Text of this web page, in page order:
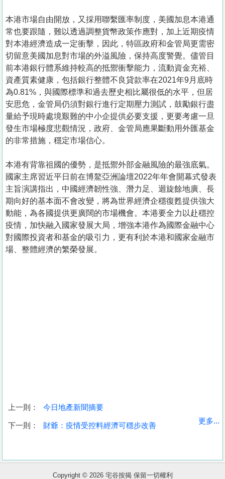
收
盤
本港市場自由開放，又採用聯繫匯率制度，美國加息本港通
常也要跟隨，難以透過調整貨幣政策作應對，加上近期疫情
對本港經濟造成一定衝擊，因此，特區政府和金管局更需密
切留意美國加息對市場的外溢風險，保持高度警覺。儘管目
前本港銀行體系維持較高的抵禦衝擊能力，流動資金充裕、
資產質素健康，包括銀行整體不良貸款率在2021年9月底時
為0.81%，與國際標準和過去歷史相比屬很低的水平，但居
安思危，金管局仍須對銀行進行定期壓力測試，鼓勵銀行盡
量給予現時處境艱難的中小企提供必要支援，更要考慮一旦
發生市場極度悲觀情況，政府、金管局應果斷動用外匯基金
的非常措施，穩定市場信心。
本港有背靠祖國的優勢，是抵禦外部金融風險的最強底氣。
國家主席習近平日前在博鰲亞洲論壇2022年年會開幕式發表
主旨演講指出，中國經濟韌性強、潛力足、迴旋餘地廣、長
期向好的基本面不會改變，將為世界經濟企穩復甦提供強大
動能，為各國提供更廣闊的市場機會。本港要全力以赴穩控
疫情，加快融入國家發展大局，增強本港作為國際金融中心
對國際投資者和基金的吸引力，更有利於本港和國家金融市
場、整體經濟的繁榮發展。
上一則： 今日地產新聞摘要
下一則： 財爺：疫情受控料經濟可穩步改善
更多...
Copyright © 2026 宅谷按揭 保留一切權利